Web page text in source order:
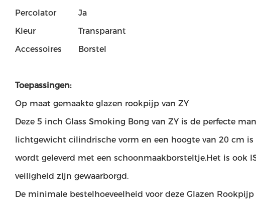
Percolator
Ja
Kleur
Transparant
Accessoires
Borstel
Toepassingen:
Op maat gemaakte glazen rookpijp van ZY
Deze 5 inch Glass Smoking Bong van ZY is de perfecte
lichtgewicht cilindrische vorm en een hoogte van 20 cm
wordt geleverd met een schoonmaakborsteltje.Het is ook
veiligheid zijn gewaarborgd.
De minimale bestelhoeveelheid voor deze Glazen